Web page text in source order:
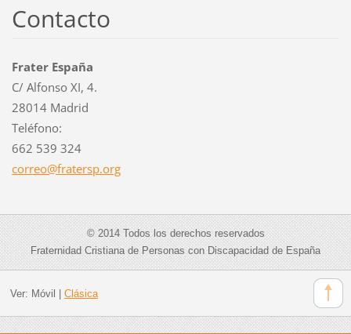
Contacto
Frater España
C/ Alfonso XI, 4.
28014 Madrid
Teléfono:
662 539 324
correo@fratersp.org
© 2014 Todos los derechos reservados
Fraternidad Cristiana de Personas con Discapacidad de España
Ver: Móvil Clásica